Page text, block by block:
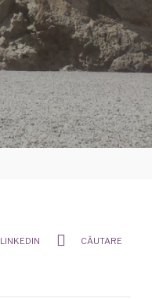
LINKEDIN CĂUTARE